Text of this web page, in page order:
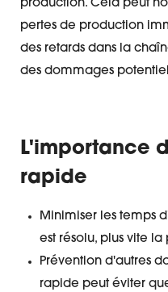
production. Cela peut
pertes de production
des retards dans la
des dommages
L'importance
rapide
Minimiser les temps
est résolu, plus vite
Prévention d'autres
rapide peut éviter